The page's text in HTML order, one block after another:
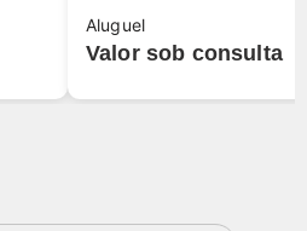
Aluguel
Valor sob consulta